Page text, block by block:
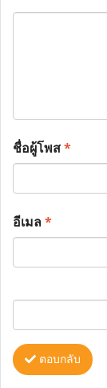
ชื่อผู้โพส*
อีเมล*
ตอบกลับ